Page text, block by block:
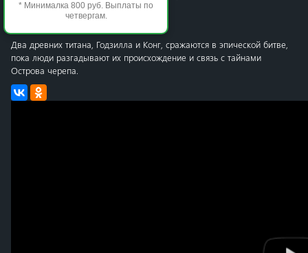
Время
1 час 56 минут
27 марта 2024 в мире
Два древних титана, Годзилла и Конг, сражаются в эпической битве,
пока люди разгадывают их происхождение и связь с тайнами
Острова черепа.
* Минималка 800 руб. Выплаты по
четвергам.